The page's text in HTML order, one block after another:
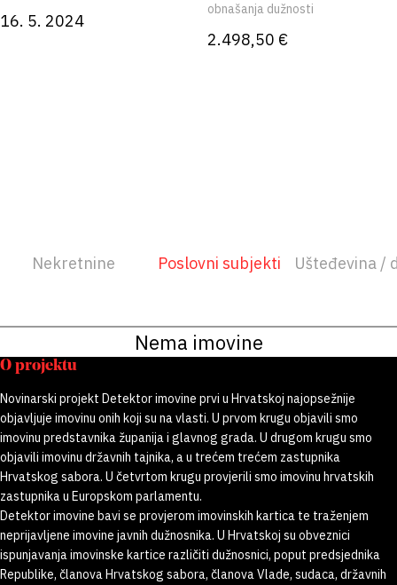
16. 5. 2024
obnašanja dužnosti
2.498,50 €
Nekretnine Poslovni subjekti Ušteđevina /
Nema imovine
O projektu
Novinarski projekt Detektor imovine prvi u Hrvatskoj najopsežnije
objavljuje imovinu onih koji su na vlasti. U prvom krugu objavili smo
imovinu predstavnika županija i glavnog grada. U drugom krugu smo
objavili imovinu državnih tajnika, a u trećem trećem zastupnika
Hrvatskog sabora. U četvrtom krugu provjerili smo imovinu hrvatskih
zastupnika u Europskom parlamentu.
Detektor imovine bavi se provjerom imovinskih kartica te traženjem
neprijavljene imovine javnih dužnosnika. U Hrvatskoj su obveznici
ispunjavanja imovinske kartice različiti dužnosnici, poput predsjednika
Republike, članova Hrvatskog sabora, članova Vlade, sudaca, državnih